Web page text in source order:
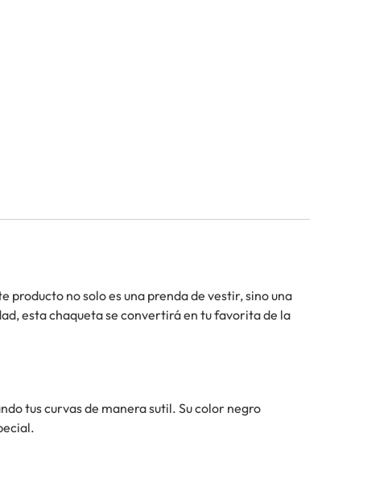
producto no solo es una prenda de vestir, sino una
esta chaqueta se convertirá en tu favorita de la
tus curvas de manera sutil. Su color negro